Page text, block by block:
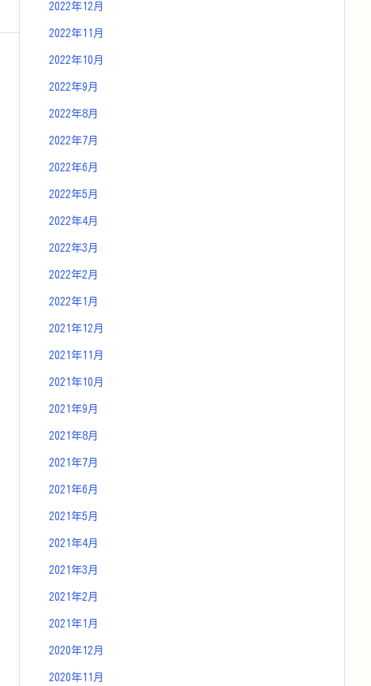
2022年12月
2022年11月
2022年10月
2022年9月
2022年8月
2022年7月
2022年6月
2022年5月
2022年4月
2022年3月
2022年2月
2022年1月
2021年12月
2021年11月
2021年10月
2021年9月
2021年8月
2021年7月
2021年6月
2021年5月
2021年4月
2021年3月
2021年2月
2021年1月
2020年12月
2020年11月